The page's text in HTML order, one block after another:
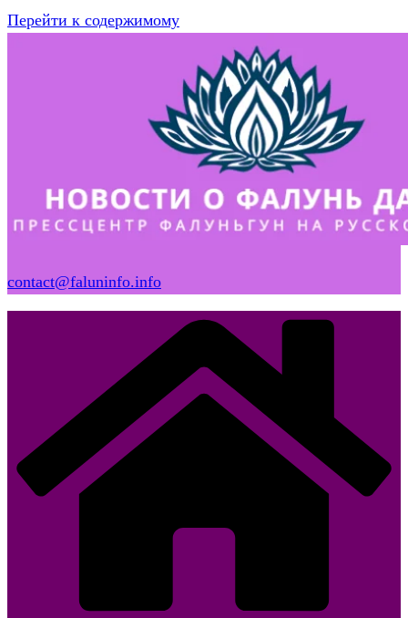
Перейти к содержимому
contact@faluninfo.info